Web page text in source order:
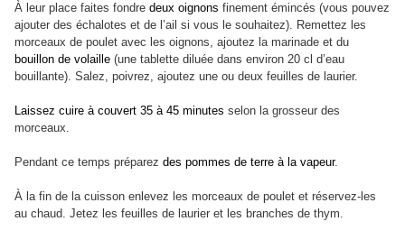
À leur place faites fondre deux oignons finement émincés (vous pouvez
ajouter des échalotes et de l’ail si vous le souhaitez). Remettez les
morceaux de poulet avec les oignons, ajoutez la marinade et du
bouillon de volaille (une tablette diluée dans environ 20 cl d’eau
bouillante). Salez, poivrez, ajoutez une ou deux feuilles de laurier.
Laissez cuire à couvert 35 à 45 minutes selon la grosseur des
morceaux.
Pendant ce temps préparez des pommes de terre à la vapeur.
À la fin de la cuisson enlevez les morceaux de poulet et réservez-les
au chaud. Jetez les feuilles de laurier et les branches de thym.